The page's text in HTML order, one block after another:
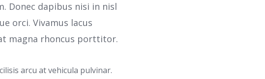
Donec dapibus nisi in nisl
orci. Vivamus lacus
magna rhoncus porttitor.
arcu at vehicula pulvinar.